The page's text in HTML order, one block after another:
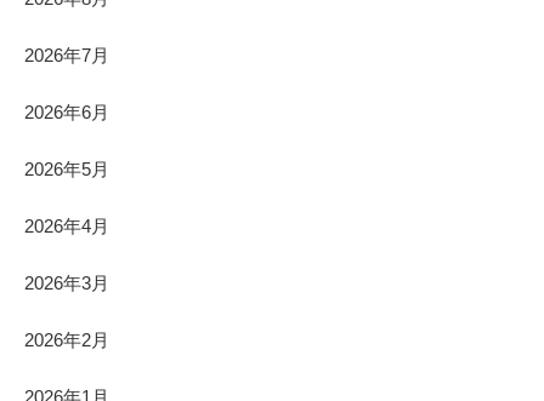
2026年7月
2026年6月
2026年5月
2026年4月
2026年3月
2026年2月
2026年1月